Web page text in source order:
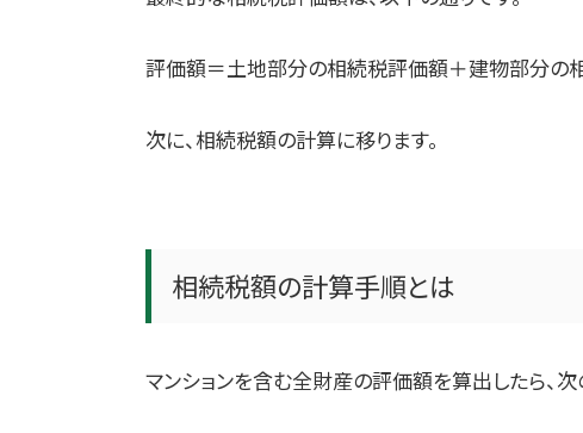
評価額＝土地部分の相続税評価額＋建物部分の
次に、相続税額の計算に移ります。
相続税額の計算手順とは
マンションを含む全財産の評価額を算出したら、